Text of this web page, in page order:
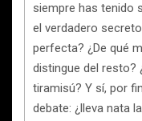
siempre has tenido
el verdadero
perfecta? ¿De qué
distingue del resto?
tiramisú? Y sí, por
debate: ¿lleva nata